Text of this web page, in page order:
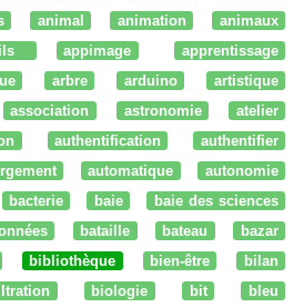
animal animation
animaux
appimage
apprentissage
arbre arduino
artistique
association astronomie
atelier
authentification
authentifier
automatique
autonomie
bacterie baie
baie des sciences
bataille bateau
bazar
bibliothèque bien-être
bilan
biologie bit
bleu